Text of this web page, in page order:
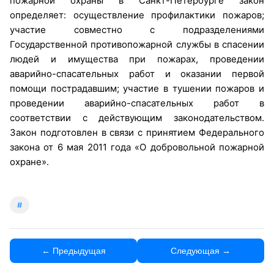
определяет: осуществление профилактики пожаров;
участие совместно с подразделениями
Государственной противопожарной службы в спасении
людей и имущества при пожарах, проведении
аварийно-спасательных работ и оказании первой
помощи пострадавшим; участие в тушении пожаров и
проведении аварийно-спасательных работ в
соответствии с действующим законодательством.
Закон подготовлен в связи с принятием Федерального
закона от 6 мая 2011 года «О добровольной пожарной
охране».
#
← Предыдущая Следующая →